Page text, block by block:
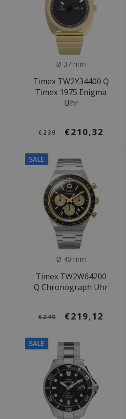
Ø 37 mm
Timex TW2Y34400 Q
Timex 1975 Enigma
Uhr
€239 €210,32
SALE
Ø 40 mm
Timex TW2W64200
Q Chronograph Uhr
€249 €219,12
SALE